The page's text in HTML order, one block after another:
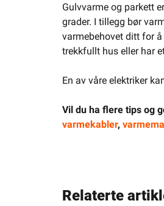
Gulvvarme og parkett
grader. I tillegg bør
varmebehovet ditt for
trekkfullt hus eller har
En av våre elektriker
Vil du ha flere tips og
varmekabler,
Relaterte